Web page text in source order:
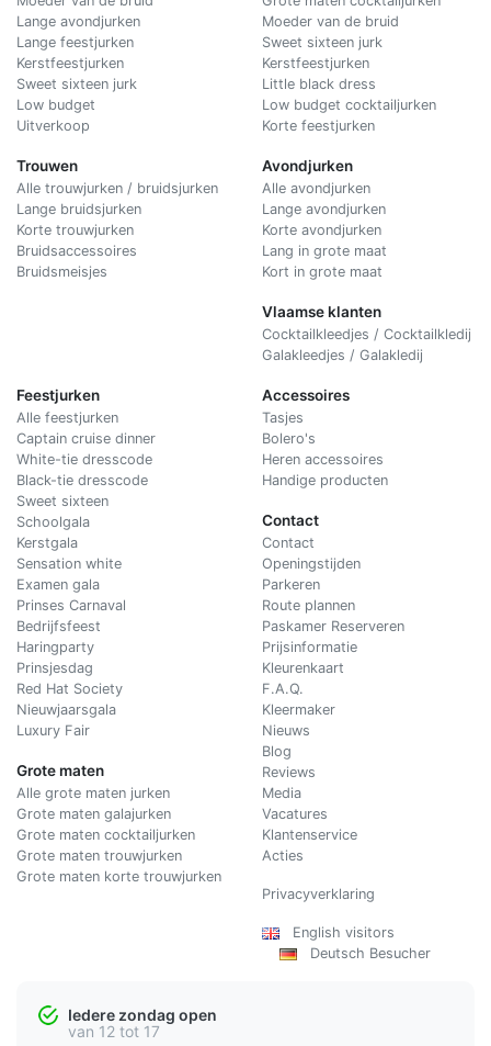
Lange avondjurken
Lange feestjurken
Kerstfeestjurken
Sweet sixteen jurk
Low budget
Uitverkoop
Trouwen
Alle trouwjurken / bruidsjurken
Lange bruidsjurken
Korte trouwjurken
Bruidsaccessoires
Bruidsmeisjes
Moeder van de bruid
Sweet sixteen jurk
Kerstfeestjurken
Little black dress
Low budget cocktailjurken
Korte feestjurken
Avondjurken
Alle avondjurken
Lange avondjurken
Korte avondjurken
Lang in grote maat
Kort in grote maat
Vlaamse klanten
Cocktailkleedjes / Cocktailkledij
Galakleedjes / Galakledij
Feestjurken
Alle feestjurken
Captain cruise dinner
White-tie dresscode
Black-tie dresscode
Sweet sixteen
Schoolgala
Kerstgala
Sensation white
Examen gala
Prinses Carnaval
Bedrijfsfeest
Haringparty
Prinsjesdag
Red Hat Society
Nieuwjaarsgala
Luxury Fair
Grote maten
Alle grote maten jurken
Grote maten galajurken
Grote maten cocktailjurken
Grote maten trouwjurken
Grote maten korte trouwjurken
Accessoires
Tasjes
Bolero's
Heren accessoires
Handige producten
Contact
Contact
Openingstijden
Parkeren
Route plannen
Paskamer Reserveren
Prijsinformatie
Kleurenkaart
F.A.Q.
Kleermaker
Nieuws
Blog
Reviews
Media
Vacatures
Klantenservice
Acties
Privacyverklaring
English visitors
Deutsch Besucher
Iedere zondag open
van 12 tot 17